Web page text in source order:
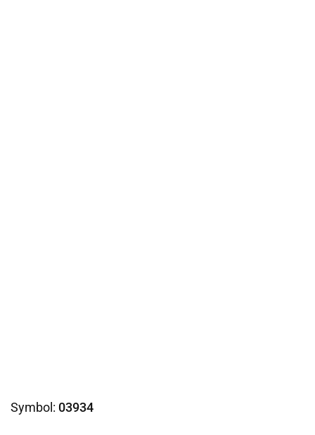
Symbol: 03934